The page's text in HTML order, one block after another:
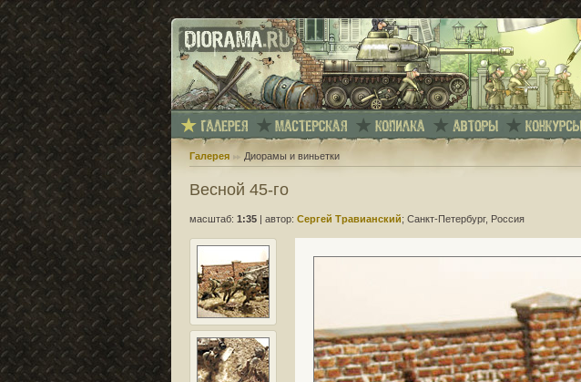
Галерея Диорамы и виньетки
Весной 45-го
масштаб: 1:35 автор: Сергей Травианский; Санкт-Петербург, Россия